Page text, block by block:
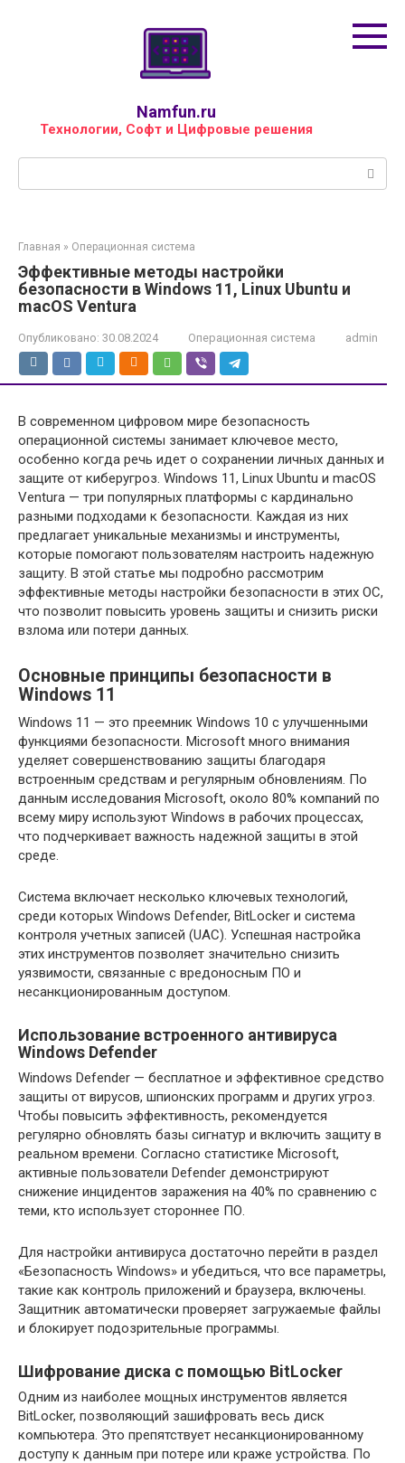
Namfun.ru
Технологии, Софт и Цифровые решения
Главная » Операционная система
Эффективные методы настройки
безопасности в Windows 11, Linux Ubuntu и
macOS Ventura
Опубликовано: 30.08.2024 Операционная система admin
В современном цифровом мире безопасность
операционной системы занимает ключевое место,
особенно когда речь идет о сохранении личных данных и
защите от киберугроз. Windows 11, Linux Ubuntu и macOS
Ventura — три популярных платформы с кардинально
разными подходами к безопасности. Каждая из них
предлагает уникальные механизмы и инструменты,
которые помогают пользователям настроить надежную
защиту. В этой статье мы подробно рассмотрим
эффективные методы настройки безопасности в этих ОС,
что позволит повысить уровень защиты и снизить риски
взлома или потери данных.
Основные принципы безопасности в
Windows 11
Windows 11 — это преемник Windows 10 с улучшенными
функциями безопасности. Microsoft много внимания
уделяет совершенствованию защиты благодаря
встроенным средствам и регулярным обновлениям. По
данным исследования Microsoft, около 80% компаний по
всему миру используют Windows в рабочих процессах,
что подчеркивает важность надежной защиты в этой
среде.
Система включает несколько ключевых технологий,
среди которых Windows Defender, BitLocker и система
контроля учетных записей (UAC). Успешная настройка
этих инструментов позволяет значительно снизить
уязвимости, связанные с вредоносным ПО и
несанкционированным доступом.
Использование встроенного антивируса
Windows Defender
Windows Defender — бесплатное и эффективное средство
защиты от вирусов, шпионских программ и других угроз.
Чтобы повысить эффективность, рекомендуется
регулярно обновлять базы сигнатур и включить защиту в
реальном времени. Согласно статистике Microsoft,
активные пользователи Defender демонстрируют
снижение инцидентов заражения на 40% по сравнению с
теми, кто использует стороннее ПО.
Для настройки антивируса достаточно перейти в раздел
«Безопасность Windows» и убедиться, что все параметры,
такие как контроль приложений и браузера, включены.
Защитник автоматически проверяет загружаемые файлы
и блокирует подозрительные программы.
Шифрование диска с помощью BitLocker
Одним из наиболее мощных инструментов является
BitLocker, позволяющий зашифровать весь диск
компьютера. Это препятствует несанкционированному
доступу к данным при потере или краже устройства. По